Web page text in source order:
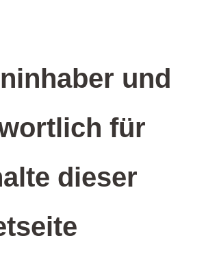
und
für
dieser